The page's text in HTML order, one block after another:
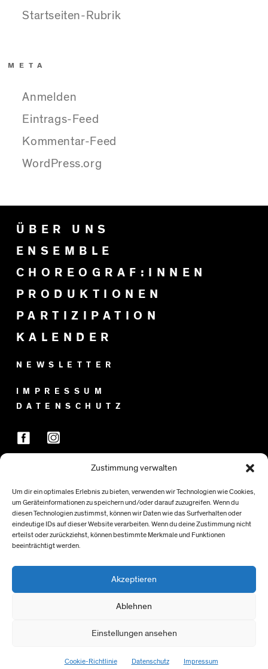
Zustimmung verwalten
Um dir ein optimales Erlebnis zu bieten, verwenden wir Technologien wie Cookies,
um Geräteinformationen zu speichern und/oder darauf zuzugreifen. Wenn du
diesen Technologien zustimmst, können wir Daten wie das Surfverhalten oder
eindeutige IDs auf dieser Website verarbeiten. Wenn du deine Zustimmung nicht
erteilst oder zurückziehst, können bestimmte Merkmale und Funktionen
beeinträchtigt werden.
Akzeptieren
Ablehnen
Einstellungen ansehen
Cookie-Richtlinie Datenschutz Impressum
Startseiten-Rubrik
META
Anmelden
Eintrags-Feed
Kommentar-Feed
WordPress.org
ÜBER UNS
ENSEMBLE
CHOREOGRAF:INNEN
PRODUKTIONEN
PARTIZIPATION
KALENDER
NEWSLETTER
IMPRESSUM
DATENSCHUTZ
FÖRDER:INNEN
> NACH OBEN